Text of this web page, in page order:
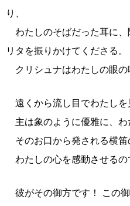
り、
わたしのそばだった耳に、
リタを振りかけてくださる。
クリシュナはわたしの眼の
遠くから流し目でわたしを
主は象のように優雅に、わ
そのお口から発される横笛
わたしの心を感動させるの
彼がその御方です！ この